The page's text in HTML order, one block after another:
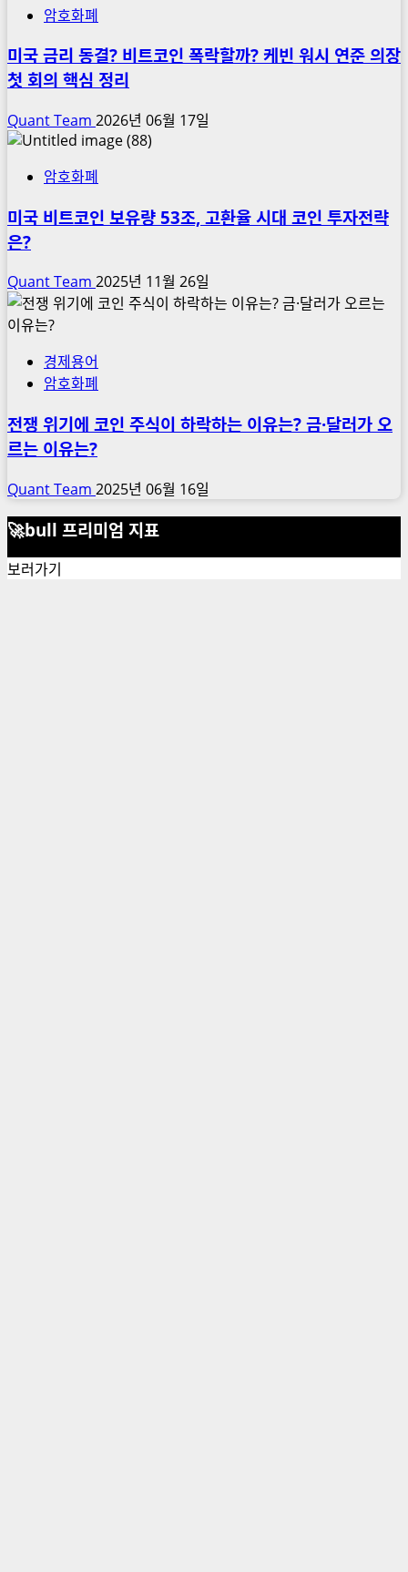
암호화폐
미국 금리 동결? 비트코인 폭락할까? 케빈 워시 연준 의장
첫 회의 핵심 정리
Quant Team 2026년 06월 17일
암호화폐
미국 비트코인 보유량 53조, 고환율 시대 코인 투자전략
은?
Quant Team 2025년 11월 26일
경제용어
암호화폐
전쟁 위기에 코인 주식이 하락하는 이유는? 금·달러가 오
르는 이유는?
Quant Team 2025년 06월 16일
🚀bull 프리미엄 지표
보러가기